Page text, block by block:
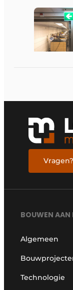
BOUWEN AAN
Algemeen
Technologie